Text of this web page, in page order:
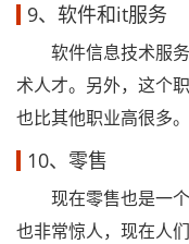
9、软件和it服务
软件信息技术服务
术人才。另外，这个
也比其他职业高很多。
10、零售
现在零售也是一个
也非常惊人，现在人